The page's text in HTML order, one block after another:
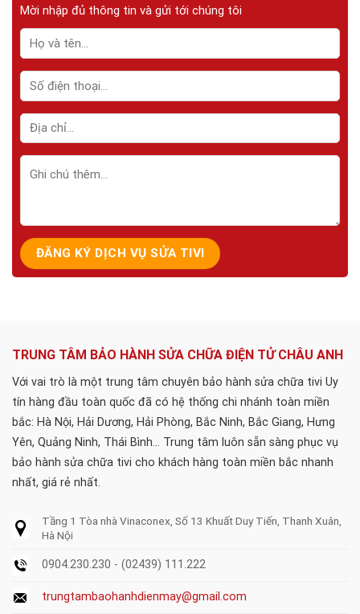
Mời nhập đủ thông tin và gửi tới chúng tôi
TRUNG TÂM BẢO HÀNH SỬA CHỮA ĐIỆN TỬ CHÂU ANH
Với vai trò là một trung tâm chuyên bảo hành sửa chữa tivi Uy
tín hàng đầu toàn quốc đã có hệ thống chi nhánh toàn miền
bắc: Hà Nội, Hải Dương, Hải Phòng, Bắc Ninh, Bắc Giang, Hưng
Yên, Quảng Ninh, Thái Bình... Trung tâm luôn sẵn sàng phục vụ
bảo hành sửa chữa tivi cho khách hàng toàn miền bắc nhanh
nhất, giá rẻ nhất.
Tầng 1 Tòa nhà Vinaconex, Số 13 Khuất Duy Tiến, Thanh Xuân,
Hà Nội
0904.230.230 - (02439) 111.222
trungtambaohanhdienmay@gmail.com